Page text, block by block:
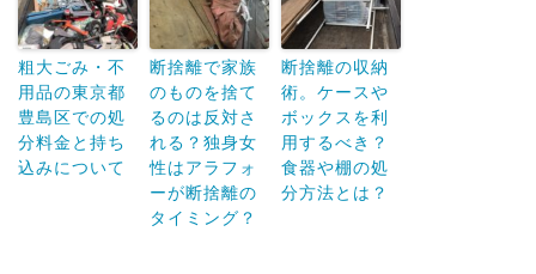
粗大ごみ・不
用品の東京都
豊島区での処
分料金と持ち
込みについて
断捨離で家族
のものを捨て
るのは反対さ
れる？独身女
性はアラフォ
ーが断捨離の
タイミング？
断捨離の収納
術。ケースや
ボックスを利
用するべき？
食器や棚の処
分方法とは？